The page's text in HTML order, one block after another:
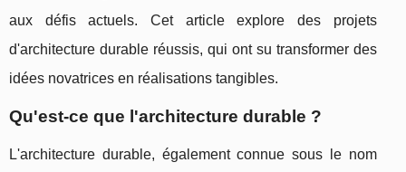
aux défis actuels. Cet article explore des projets
d'architecture durable réussis, qui ont su transformer des
idées novatrices en réalisations tangibles.
Qu'est-ce que l'architecture durable ?
L'architecture durable, également connue sous le nom